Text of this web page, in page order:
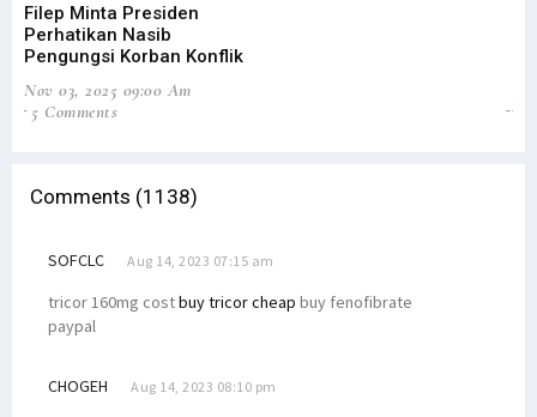
Filep Minta Presiden
Perhatikan Nasib
Pengungsi Korban Konflik
Nov 03, 2025 09:00 Am
5 Comments
Comments (1138)
SOFCLC Aug 14, 2023 07:15 am
tricor 160mg costbuy tricor cheap buy fenofibrate
paypal
CHOGEH Aug 14, 2023 08:10 pm